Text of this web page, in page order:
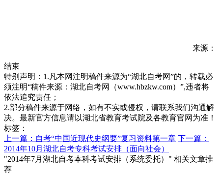
来源：
结束
特别声明：1.凡本网注明稿件来源为“湖北自考网”的，转载必
须注明“稿件来源：湖北自考网（www.hbzkw.com）”,违者将
依法追究责任；
2.部分稿件来源于网络，如有不实或侵权，请联系我们沟通解
决。最新官方信息请以湖北省教育考试院及各教育官网为准！
标签：
上一篇：自考“中国近现代史纲要”复习资料第一章 下一篇：
2014年10月湖北自考专科考试安排（面向社会）
"2014年7月湖北自考本科考试安排（系统委托）" 相关文章推
荐